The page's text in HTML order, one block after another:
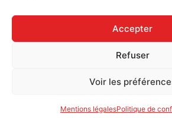
Accepter
Refuser
Voir les
Mentions légalesPolitique de
Mentions légalesPolitique de